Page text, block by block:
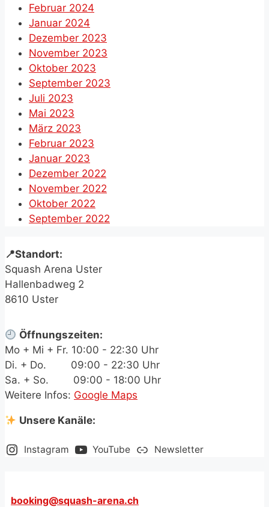
Februar 2024
Januar 2024
Dezember 2023
November 2023
Oktober 2023
September 2023
Juli 2023
Mai 2023
März 2023
Februar 2023
Januar 2023
Dezember 2022
November 2022
Oktober 2022
September 2022
📍Standort:
Squash Arena Uster
Hallenbadweg 2
8610 Uster
Öffnungszeiten:
Mo + Mi + Fr. 10:00 - 22:30 Uhr
Di. + Do.
09:00 - 22:30 Uhr
Sa. + So.
09:00 - 18:00 Uhr
Weitere Infos: Google Maps
Unsere Kanäle:
Instagram YouTube Newsletter
booking@squash-arena.ch